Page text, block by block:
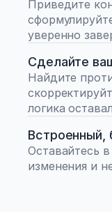
Приведите
уверенно
Сделайте
Найдите
логика
Встроенный,
Оставайтесь
изменения и